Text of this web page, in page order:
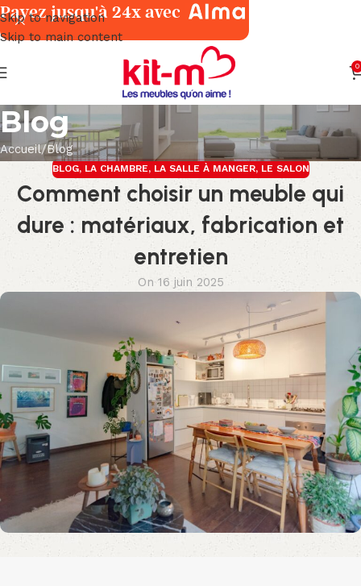
Skip to navigation
Skip to main content
0
Blog
Accueil Blog
BLOG, LA CHAMBRE, LA SALLE À MANGER, LE SALON
Comment choisir un meuble qui
dure : matériaux, fabrication et
entretien
On 16 juin 2025
Payez jusqu'à 24x avec